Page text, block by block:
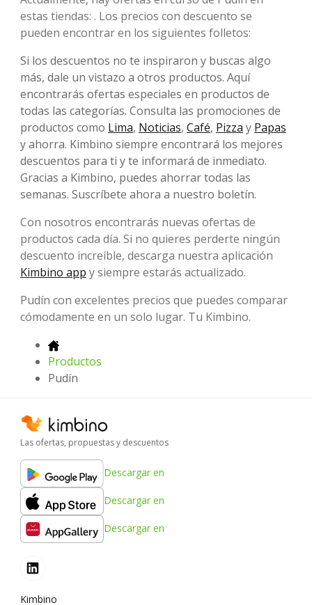
estas tiendas: . Los precios con descuento se
pueden encontrar en los siguientes folletos:
Si los descuentos no te inspiraron y buscas algo
más, dale un vistazo a otros productos. Aquí
encontrarás ofertas especiales en productos de
todas las categorías. Consulta las promociones de
productos como Lima, Noticias, Café, Pizza y Papas
y ahorra. Kimbino siempre encontrará los mejores
descuentos para ti y te informará de inmediato.
Gracias a Kimbino, puedes ahorrar todas las
semanas. Suscríbete ahora a nuestro boletín.
Con nosotros encontrarás nuevas ofertas de
productos cada día. Si no quieres perderte ningún
descuento increíble, descarga nuestra aplicación
Kimbino app y siempre estarás actualizado.
Pudín con excelentes precios que puedes comparar
cómodamente en un solo lugar. Tu Kimbino.
Productos
Pudín
Las ofertas, propuestas y descuentos
Descargar en
Descargar en
Descargar en
Kimbino